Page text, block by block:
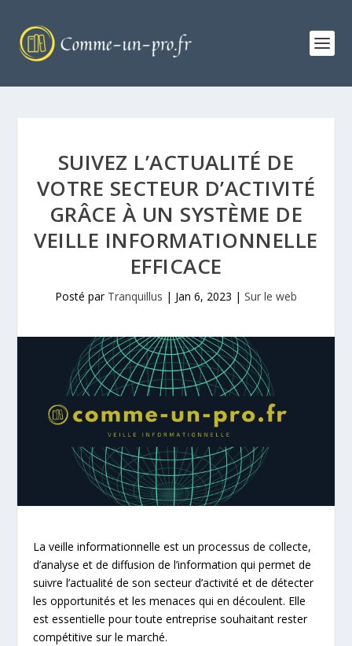
SUIVEZ L’ACTUALITÉ DE
VOTRE SECTEUR D’ACTIVITÉ
GRÂCE À UN SYSTÈME DE
VEILLE INFORMATIONNELLE
EFFICACE
Posté par Tranquillus | Jan 6, 2023 | Sur le web
La veille informationnelle est un processus de collecte,
d’analyse et de diffusion de l’information qui permet de
suivre l’actualité de son secteur d’activité et de détecter
les opportunités et les menaces qui en découlent. Elle
est essentielle pour toute entreprise souhaitant rester
compétitive sur le marché.